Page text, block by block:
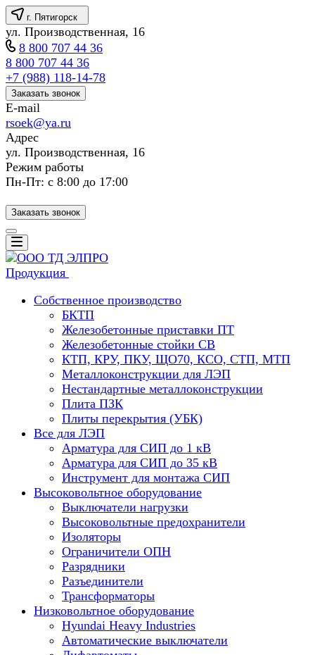
г. Пятигорск
ул. Производственная, 16
8 800 707 44 36
8 800 707 44 36
+7 (988) 118-14-78
Заказать звонок
E-mail
rsoek@ya.ru
Адрес
ул. Производственная, 16
Режим работы
Пн-Пт: с 8:00 до 17:00
Заказать звонок
Продукция
Собственное производство
БКТП
Железобетонные приставки ПТ
Железобетонные стойки СВ
КТП, КРУ, ПКУ, ЩО70, КСО, СТП, МТП
Металлоконструкции для ЛЭП
Нестандартные металлоконструкции
Плита ПЗК
Плиты перекрытия (УБК)
Все для ЛЭП
Арматура для СИП до 1 кВ
Арматура для СИП до 35 кВ
Инструмент для монтажа СИП
Высоковольтное оборудование
Выключатели нагрузки
Высоковольтные предохранители
Изоляторы
Ограничители ОПН
Разрядники
Разъединители
Трансформаторы
Низковольтное оборудование
Hyundai Heavy Industries
Автоматические выключатели